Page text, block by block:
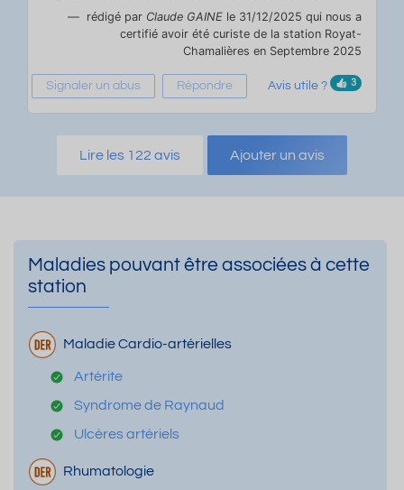
rédigé par Claude GAINE le 31/12/2025 qui nous a
certifié avoir été curiste de la station Royat-
Chamalières en Septembre 2025
Signaler un abus Répondre Avis utile ? 3
Lire les 122 avis Ajouter un avis
Maladies pouvant être associées à cette
station
Maladie Cardio-artérielles
Artérite
Syndrome de Raynaud
Ulcères artériels
Rhumatologie